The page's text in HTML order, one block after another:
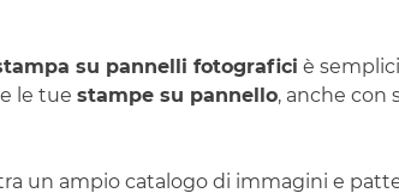
su pannelli fotografici è
le tue stampe su pannello, anche con
un ampio catalogo di immagini e